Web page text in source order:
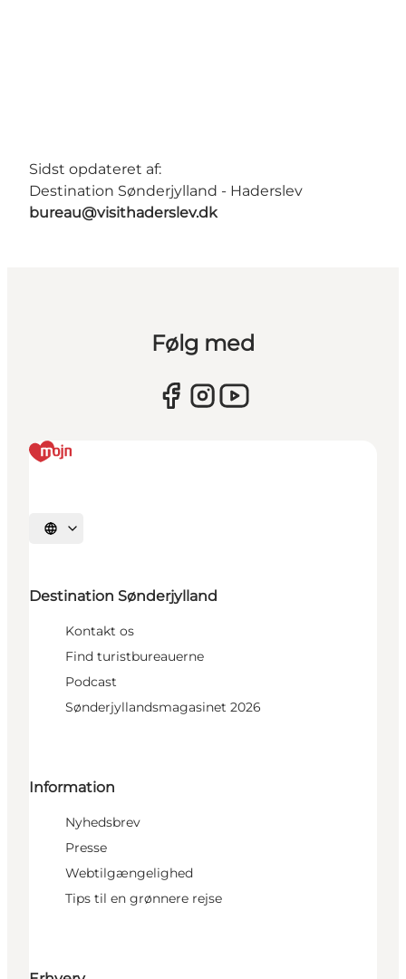
Sidst opdateret af:
Destination Sønderjylland - Haderslev
bureau@visithaderslev.dk
Følg med
Vælg sprog
Destination Sønderjylland
Kontakt os
Find turistbureauerne
Podcast
Sønderjyllandsmagasinet 2026
Information
Nyhedsbrev
Presse
Webtilgængelighed
Tips til en grønnere rejse